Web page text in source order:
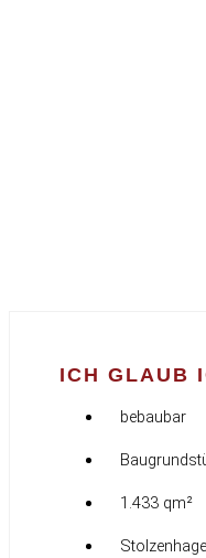
ICH GLAUB
bebaubar
1.433 qm²